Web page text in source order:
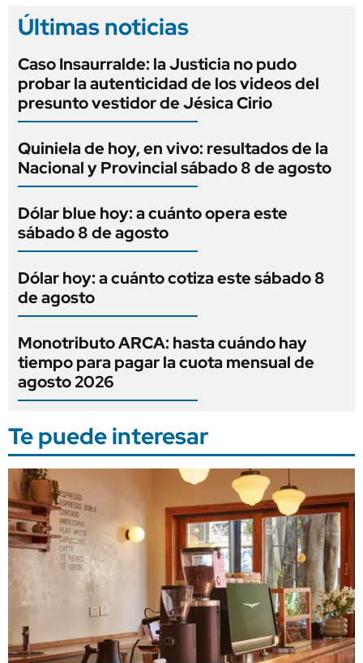
Últimas noticias
Caso Insaurralde: la Justicia no pudo
probar la autenticidad de los videos del
presunto vestidor de Jésica Cirio
Quiniela de hoy, en vivo: resultados de la
Nacional y Provincial sábado 8 de agosto
Dólar blue hoy: a cuánto opera este
sábado 8 de agosto
Dólar hoy: a cuánto cotiza este sábado 8
de agosto
Monotributo ARCA: hasta cuándo hay
tiempo para pagar la cuota mensual de
agosto 2026
Te puede interesar